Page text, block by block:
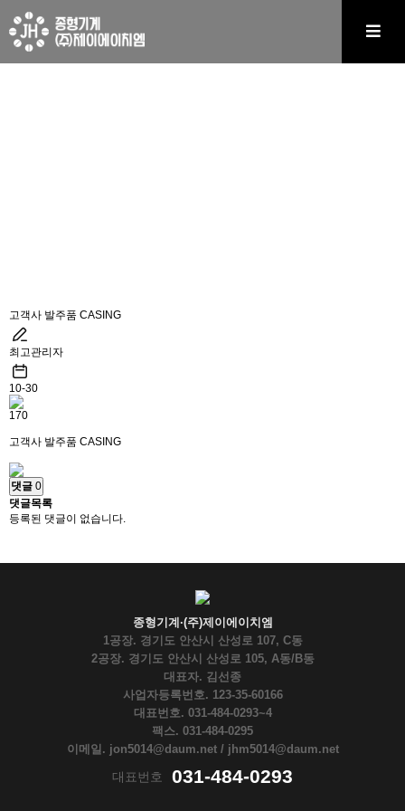
고객사 발주품 CASING
최고관리자
10-30
170
고객사 발주품 CASING
댓글 0
댓글목록
등록된 댓글이 없습니다.
종형기계·(주)제이에이치엠
1공장. 경기도 안산시 산성로 107, C동
2공장. 경기도 안산시 산성로 105, A동/B동
대표자. 김선종
사업자등록번호. 123-35-60166
대표번호. 031-484-0293~4
팩스. 031-484-0295
이메일. jon5014@daum.net / jhm5014@daum.net
대표번호 031-484-0293